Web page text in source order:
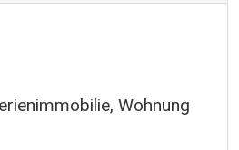
Wohnung